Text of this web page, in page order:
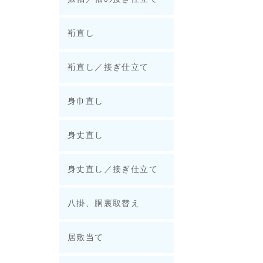
裄直し
裄直し／接ぎ仕立て
身巾直し
身丈直し
身丈直し／接ぎ仕立て
八掛、胴裏取替え
居敷当て